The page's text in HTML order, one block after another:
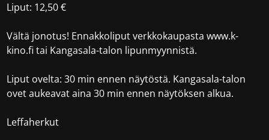
Liput: 12,50 €
Vältä jonotus! Ennakkoliput verkkokaupasta www.k-
kino.fi tai Kangasala-talon lipunmyynnistä.
Liput ovelta: 30 min ennen näytöstä. Kangasala-talon
ovet aukeavat aina 30 min ennen näytöksen alkua.
Leffaherkut